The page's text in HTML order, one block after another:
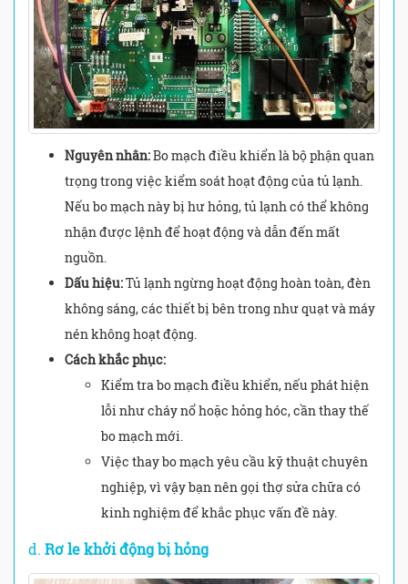
Nguyên nhân:Bo mạch điều khiển là bộ phận quan
trọng trong việc kiểm soát hoạt động của tủ lạnh.
Nếu bo mạch này bị hư hỏng, tủ lạnh có thể không
nhận được lệnh để hoạt động và dẫn đến mất
nguồn.
Dấu hiệu:Tủ lạnh ngừng hoạt động hoàn toàn, đèn
không sáng, các thiết bị bên trong như quạt và máy
nén không hoạt động.
Cách khắc phục:
Kiểm tra bo mạch điều khiển, nếu phát hiện
lỗi như cháy nổ hoặc hỏng hóc, cần thay thế
bo mạch mới.
Việc thay bo mạch yêu cầu kỹ thuật chuyên
nghiệp, vì vậy bạn nên gọi thợ sửa chữa có
kinh nghiệm để khắc phục vấn đề này.
d. Rơ le khởi động bị hỏng